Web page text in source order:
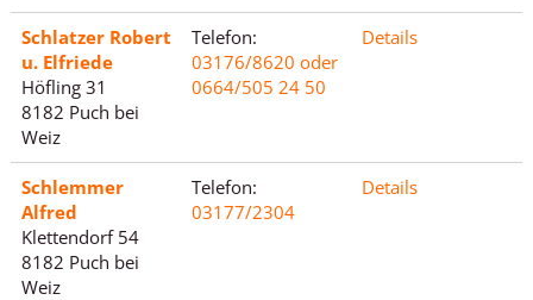
Schlatzer Robert
u. Elfriede
Höfling 31
8182 Puch bei
Weiz
Telefon:
03176/8620 oder
0664/505 24 50
Details
Schlemmer
Alfred
Klettendorf 54
8182 Puch bei
Weiz
Telefon:
03177/2304
Details